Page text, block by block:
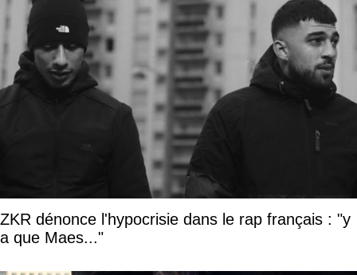
ZKR dénonce l'hypocrisie dans le rap français : "y
a que Maes..."